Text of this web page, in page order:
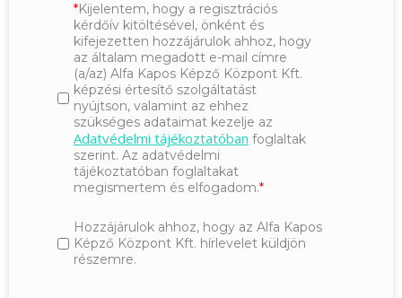
Kijelentem, hogy a regisztrációs
kérdőív kitöltésével, önként és
kifejezetten hozzájárulok ahhoz, hogy
az általam megadott e-mail címre
(a/az) Alfa Kapos Képző Központ Kft.
képzési értesítő szolgáltatást
nyújtson, valamint az ehhez
szükséges adataimat kezelje az
Adatvédelmi tájékoztatóban foglaltak
szerint. Az adatvédelmi
tájékoztatóban foglaltakat
megismertem és elfogadom.
Hozzájárulok ahhoz, hogy az Alfa Kapos
Képző Központ Kft. hírlevelet küldjön
részemre.